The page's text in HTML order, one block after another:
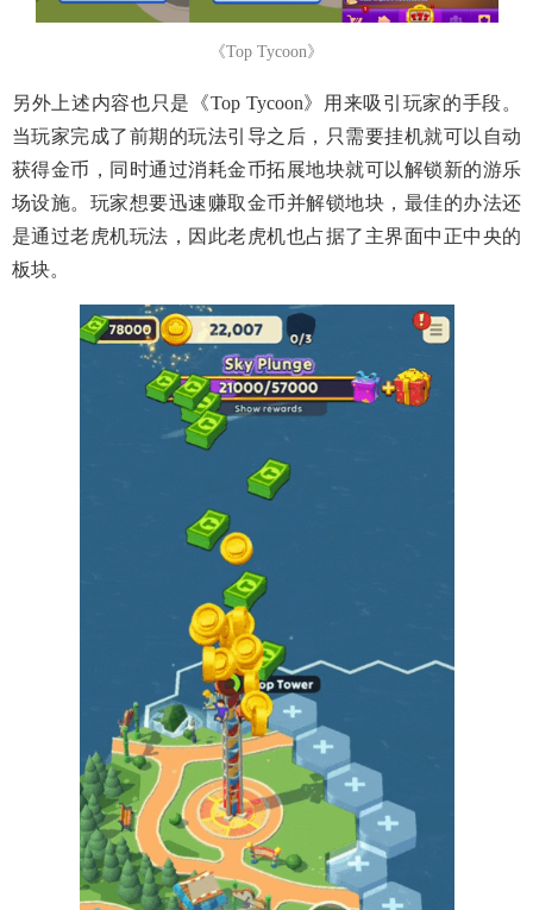
《Top Tycoon》
另外上述内容也只是《Top Tycoon》用来吸引玩家的手段。
当玩家完成了前期的玩法引导之后，只需要挂机就可以自动
获得金币，同时通过消耗金币拓展地块就可以解锁新的游乐
场设施。玩家想要迅速赚取金币并解锁地块，最佳的办法还
是通过老虎机玩法，因此老虎机也占据了主界面中正中央的
板块。